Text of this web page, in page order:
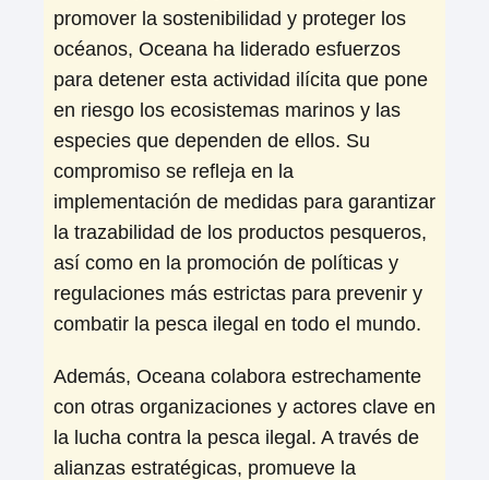
promover la sostenibilidad y proteger los
océanos, Oceana ha liderado esfuerzos
para detener esta actividad ilícita que pone
en riesgo los ecosistemas marinos y las
especies que dependen de ellos. Su
compromiso se refleja en la
implementación de medidas para garantizar
la trazabilidad de los productos pesqueros,
así como en la promoción de políticas y
regulaciones más estrictas para prevenir y
combatir la pesca ilegal en todo el mundo.
Además, Oceana colabora estrechamente
con otras organizaciones y actores clave en
la lucha contra la pesca ilegal. A través de
alianzas estratégicas, promueve la